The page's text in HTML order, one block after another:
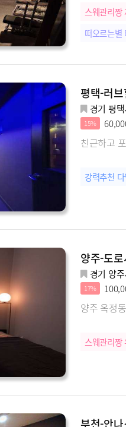
스웨관리짱
떠오르는별
평택-러
경기 평
15%
친근하고
강력추천
양주-도
경기 양
17%
양주 옥정
스웨관리짱
부천-안